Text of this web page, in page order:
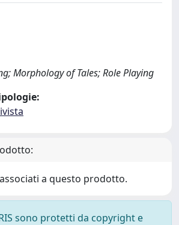
Morphology of Tales; Role Playing
a questo prodotto.
sono protetti da copyright e